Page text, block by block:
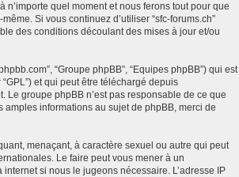
n’importe quel moment et nous ferons tout pour que
Si vous continuez d’utiliser “sfc-forums.ch”
des conditions découlant des mises à jour et/ou
“Groupe phpBB”, “Equipes phpBB”) qui est
et qui peut être téléchargé depuis
groupe phpBB n’est pas responsable de ce que
informations au sujet de phpBB, merci de
menaçant, à caractère sexuel ou autre qui peut
Le faire peut vous mener à un
si nous le jugeons nécessaire. L’adresse IP